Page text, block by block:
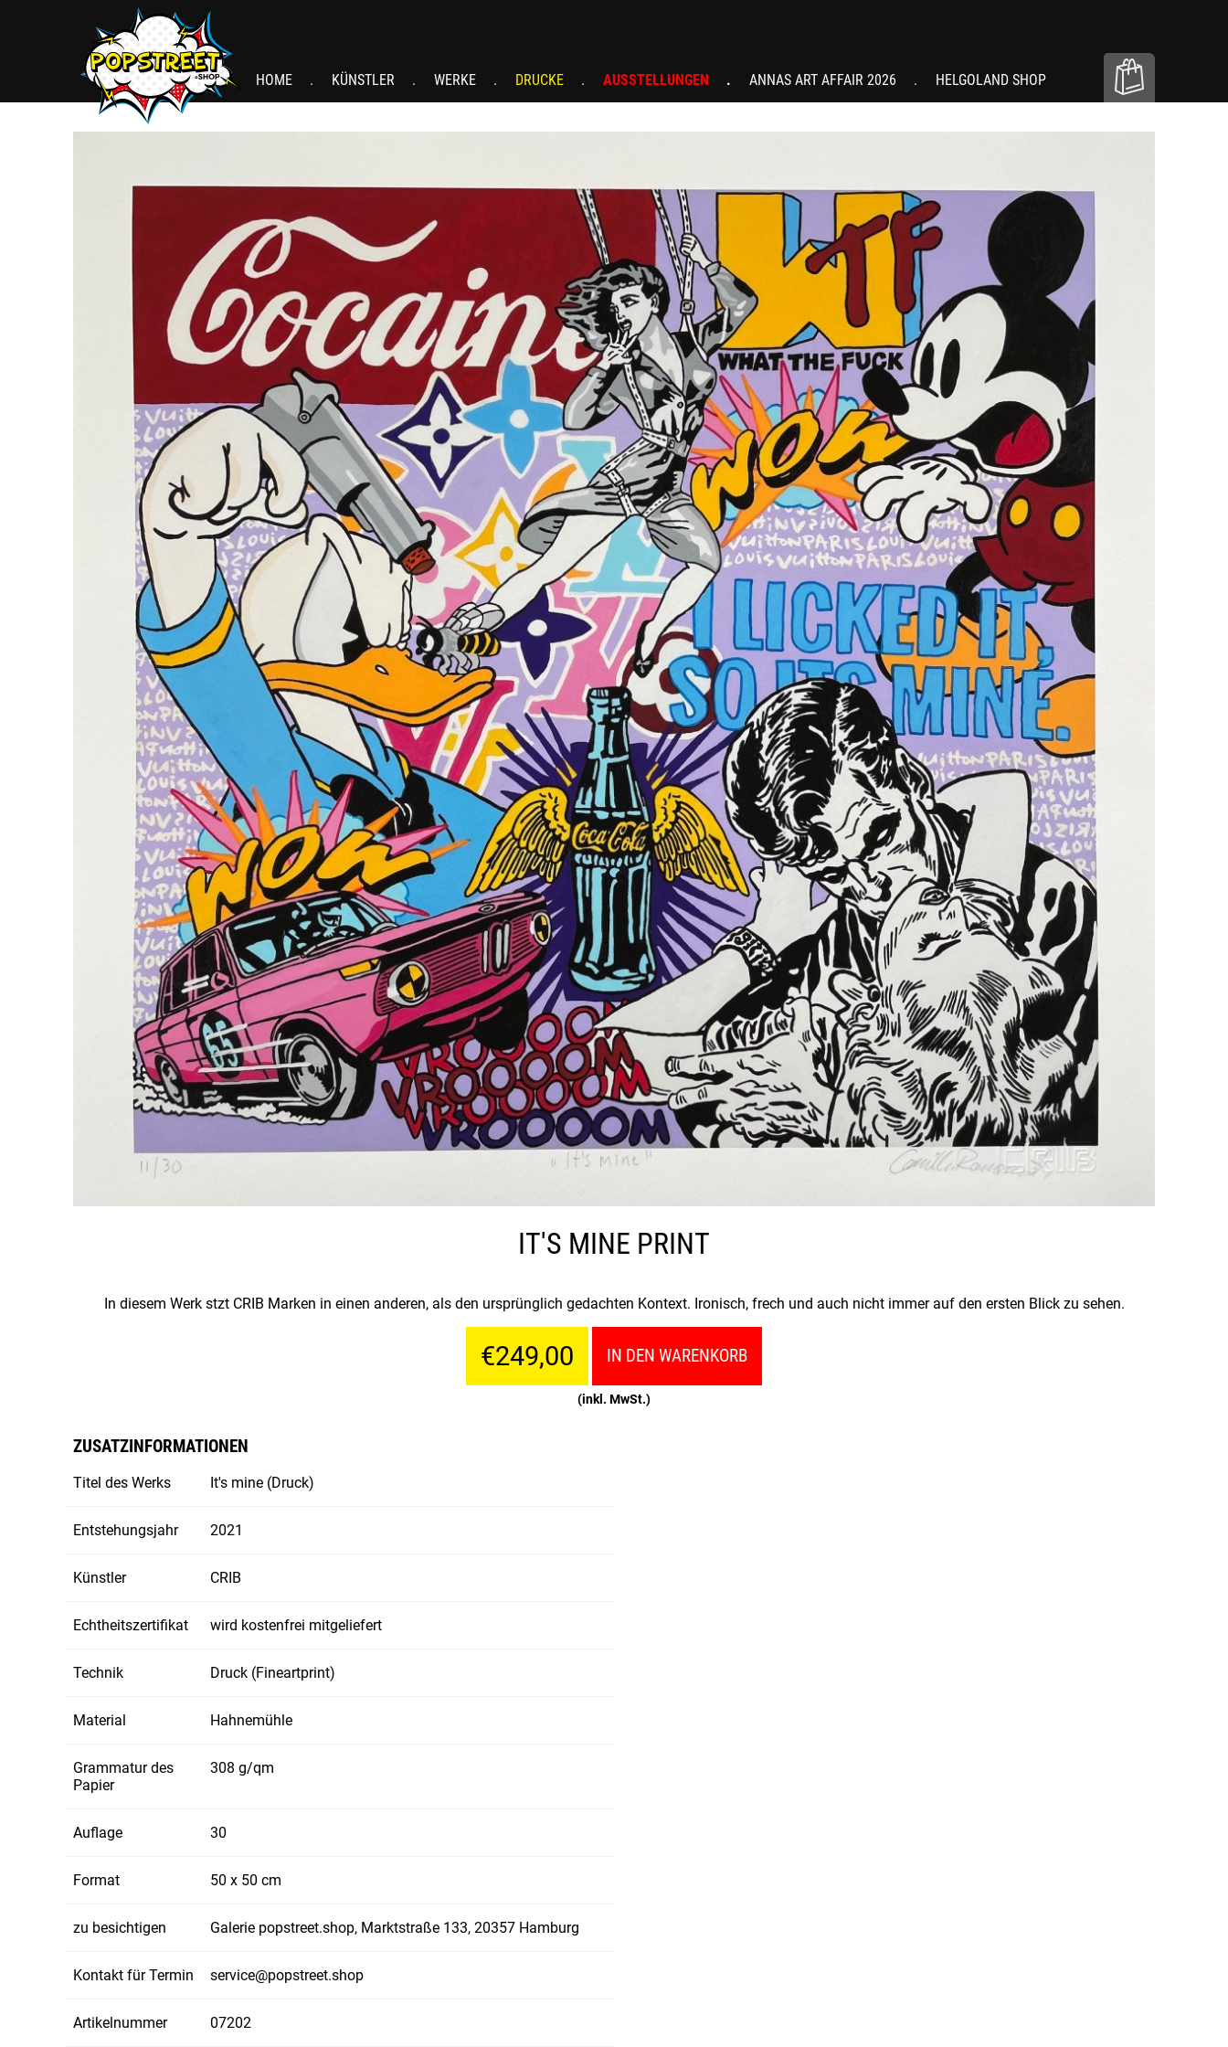
HOME KÜNSTLER WERKE DRUCKE AUSSTELLUNGEN ANNAS ART AFFAIR 2026 HELGOLAND SHOP
IT'S MINE PRINT
In diesem Werk stzt CRIB Marken in einen anderen, als den ursprünglich gedachten Kontext. Ironisch, frech und auch nicht immer auf den ersten Blick zu sehen.
€249,00 IN DEN WARENKORB
(inkl. MwSt.)
ZUSATZINFORMATIONEN
Titel des Werks It's mine (Druck)
Entstehungsjahr 2021
Künstler CRIB
Echtheitszertifikat wird kostenfrei mitgeliefert
Technik Druck (Fineartprint)
Material Hahnemühle
Grammatur des
Papier
308 g/qm
Auflage 30
Format 50 x 50 cm
zu besichtigen Galerie popstreet.shop, Marktstraße 133, 20357 Hamburg
Kontakt für Termin service@popstreet.shop
Artikelnummer 07202